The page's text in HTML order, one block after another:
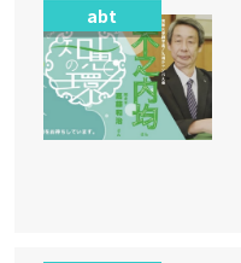
abt